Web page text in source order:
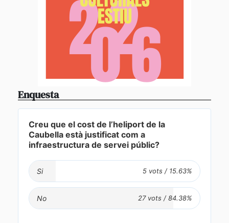
Enquesta
Creu que el cost de l’heliport de la
Caubella està justificat com a
infraestructura de servei públic?
Si
No